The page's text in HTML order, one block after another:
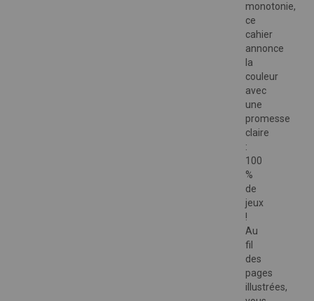
monotonie,
ce
cahier
annonce
la
couleur
avec
une
promesse
claire
:
100
%
de
jeux
!
Au
fil
des
pages
illustrées,